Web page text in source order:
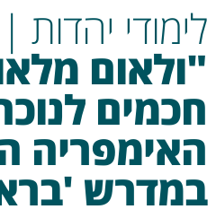
לימודי יהדות |
"ולאום
חכמים
האימפריה
במדרש